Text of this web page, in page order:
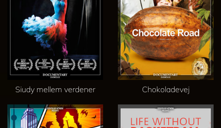
Siudy mellem verdener Chokoladevej